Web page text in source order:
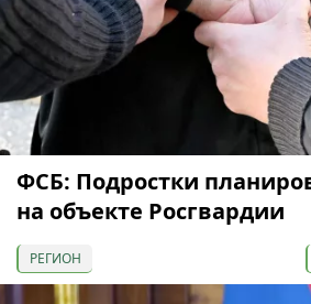
ФСБ: Подростки
на объекте Росгвардии
РЕГИОН